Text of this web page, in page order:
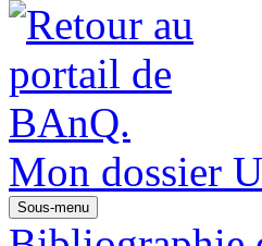
Mon dossier
Sous-menu